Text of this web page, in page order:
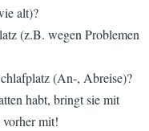
alt)?
(z.B. wegen Problemen
(An-, Abreise)?
habt, bringt sie mit
mit!